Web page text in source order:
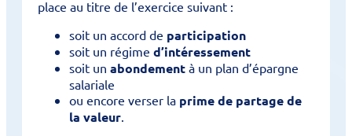
place au titre de l’exercice suivant :
soit un accord de participation
soit un régime d’intéressement
soit un abondement à un plan d’épargne
salariale
ou encore verser la prime de partage de
la valeur